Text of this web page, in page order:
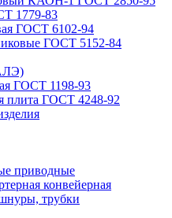
1779-83
ГОСТ 6102-94
ГОСТ 5152-84
ГОСТ 1198-93
плита ГОСТ 4248-92
приводные
конвейерная
трубки